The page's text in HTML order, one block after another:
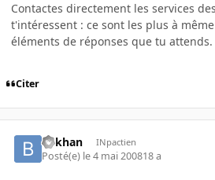
Contactes directement les services
t'intéressent : ce sont les plus à
éléments de réponses que tu attends.
Citer
bekhan INpactien
Posté(e) le 4 mai 200818 a